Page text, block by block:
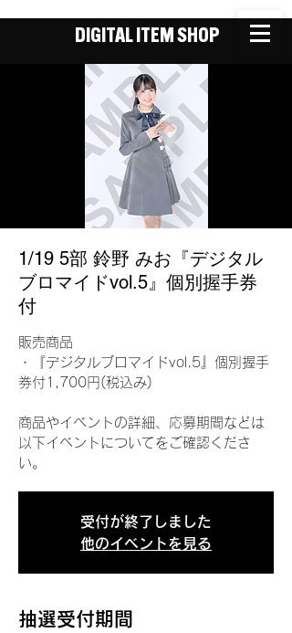
DIGITAL ITEM SHOP
1/19 5部 鈴野 みお『デジタル
ブロマイドvol.5』個別握手券
付
販売商品
・『デジタルブロマイドvol.5』個別握手
券付1,700円(税込み)
商品やイベントの詳細、応募期間などは
以下イベントについてをご確認くださ
い。
受付が終了しました
他のイベントを見る
抽選受付期間